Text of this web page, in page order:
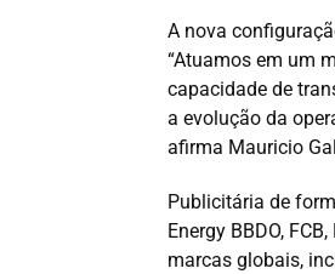
A nova
“Atuamos em um
capacidade de
a evolução da
afirma Mauricio
Publicitária de
Energy BBDO,
marcas globais,